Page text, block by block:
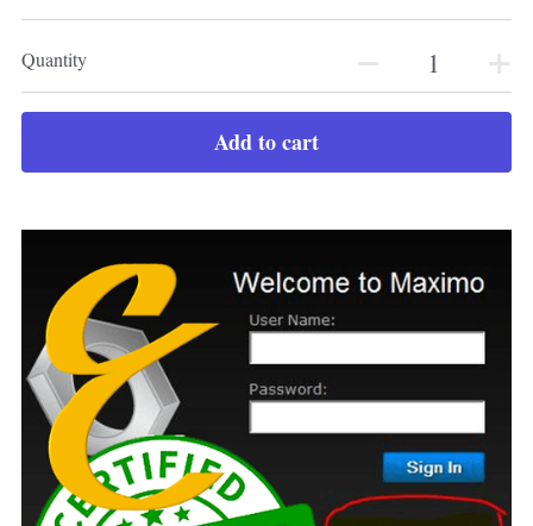
Quantity
Add to cart